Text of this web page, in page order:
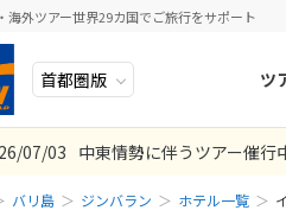
海外ツアー世界29カ国でご旅行をサポート
ツ
ロッパ
東・トルコ
イ
ド
のテーマ
な旅
秋旅
年
07/03 中東情勢に伴うツアー催行
バリ島 ジンバラン ホテル一覧